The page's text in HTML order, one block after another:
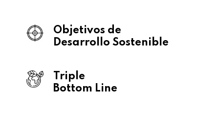
Objetivos de
Desarrollo Sostenible
Triple
Bottom Line